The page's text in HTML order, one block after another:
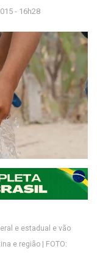
- 16h28
e estadual e vão
e região | FOTO: